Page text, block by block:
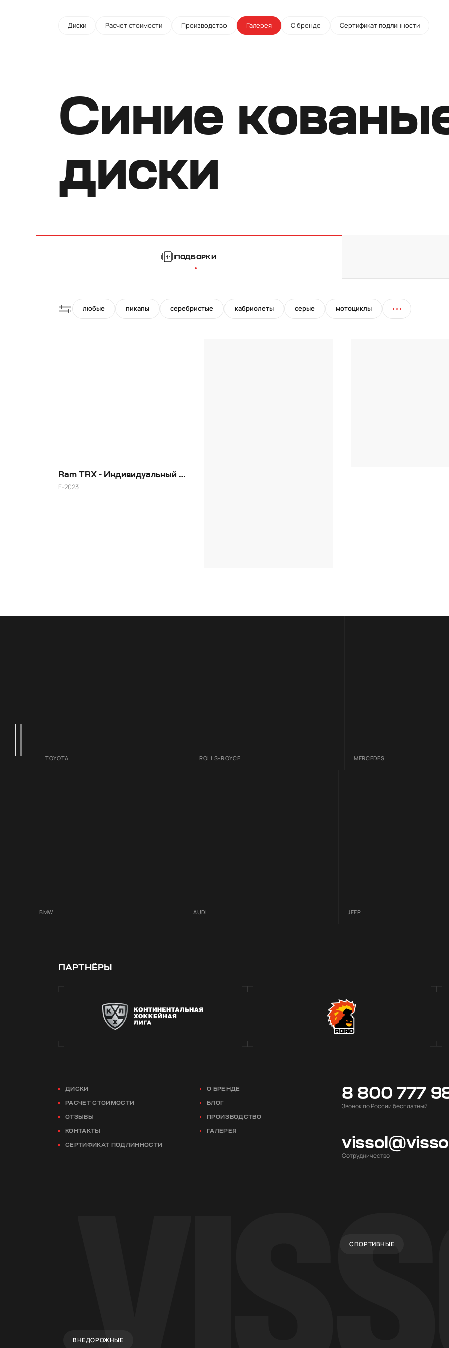
Диски Расчет стоимости Производство Галерея О бренде Сертификат подлинности
Синие
диски
ПОДБОРКИ
любые пикапы серебристые кабриолеты серые мотоциклы
Ram TRX - Индивидуальный цвет + Выделение спицы цветом
F-2023
TOYOTA ROLLS-ROYCE MERCEDES
BMW AUDI JEEP
ПАРТНЁРЫ
ДИСКИ О БРЕНДЕ
РАСЧЕТ СТОИМОСТИ БЛОГ
ОТЗЫВЫ ПРОИЗВОДСТВО
КОНТАКТЫ ГАЛЕРЕЯ
СЕРТИФИКАТ ПОДЛИННОСТИ
8 800 777
Звонок по России бесплатный
Cотрудничество
ВНЕДОРОЖНЫЕ
СПОРТИВНЫЕ